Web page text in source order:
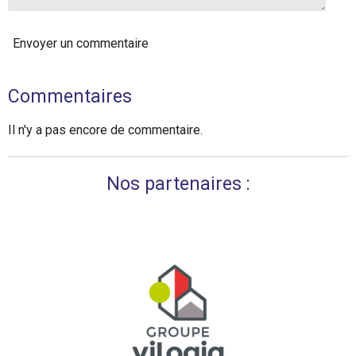
Envoyer un commentaire
Commentaires
Il n'y a pas encore de commentaire.
Nos partenaires :